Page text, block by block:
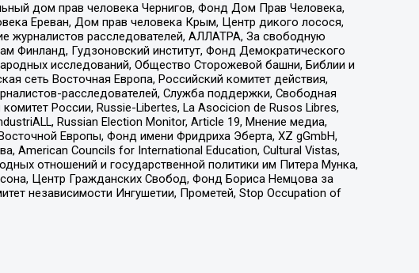
дом прав человека Чернигов, Фонд Дом Прав Человека,
Ереван, Дом прав человека Крым, Центр дикого лосося,
журналистов расследователей, АЛЛАТРА, За свободную
Финланд, Гудзоновский институт, Фонд Демократического
исследований, Общество Сторожевой башни, Библии и
сеть Восточная Европа, Российский комитет действия,
расследователей, Служба поддержки, Свободная
России, Russie-Libertes, La Asocicion de Rusos Libres,
Russian Election Monitor, Article 19, Мнение медиа,
Европы, Фонд имени Фридриха Эберта, XZ gGmbH,
American Councils for International Education, Cultural Vistas,
отношений и государственной политики им Питера Мунка,
Центр Гражданских Свобод, Фонд Бориса Немцова за
независимости Ингушетии, Прометей, Stop Occupation of